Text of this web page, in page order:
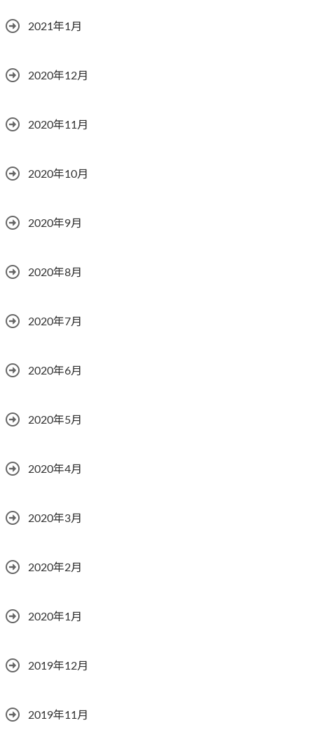
2021年1月
2020年12月
2020年11月
2020年10月
2020年9月
2020年8月
2020年7月
2020年6月
2020年5月
2020年4月
2020年3月
2020年2月
2020年1月
2019年12月
2019年11月